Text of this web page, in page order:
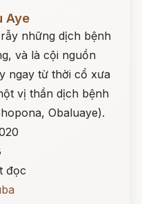
Aye
những dịch bệnh
và là cội nguồn
ngay từ thời cổ xưa
vị thần dịch bệnh
Obaluaye).
đọc